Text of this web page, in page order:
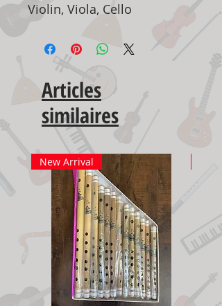
Violin, Viola, Cello
Articles
similaires
New Arrival